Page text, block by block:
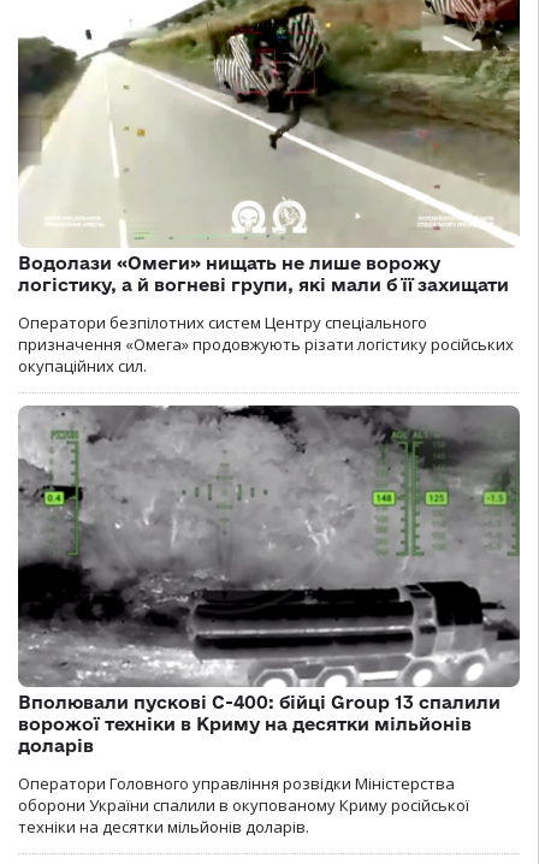
Водолази «Омеги» нищать не лише ворожу
логістику, а й вогневі групи, які мали б її захищати
Оператори безпілотних систем Центру спеціального
призначення «Омега» продовжують різати логістику російських
окупаційних сил.
Вполювали пускові С-400: бійці Group 13 спалили
ворожої техніки в Криму на десятки мільйонів
доларів
Оператори Головного управління розвідки Міністерства
оборони України спалили в окупованому Криму російської
техніки на десятки мільйонів доларів.